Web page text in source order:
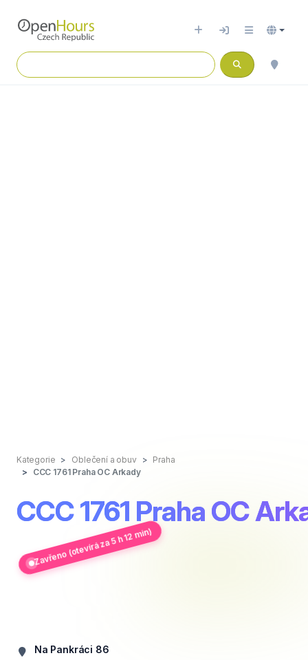
Kategorie Oblečení a obuv
Praha
CCC 1761 Praha OC Arkady
CCC 1761 Praha OC
Zavřeno (otevírá za 5 h 12 min)
Na Pankráci 86